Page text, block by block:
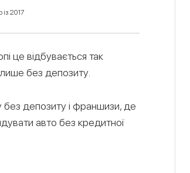
із 2017
це відбувається так
без депозиту.
депозиту і франшизи, де
авто без кредитної